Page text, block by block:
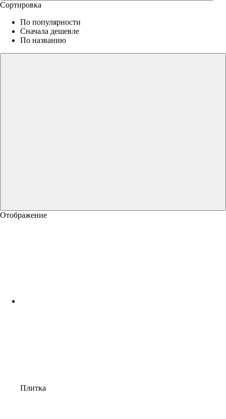
Сортировка
По популярности
Сначала дешевле
По названию
Отображение
Плитка